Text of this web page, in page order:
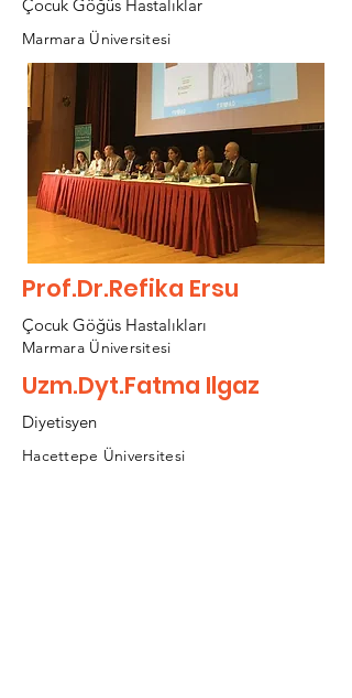
Çocuk Göğüs Hastalıklar
Marmara Üniversitesi
Prof.Dr.Refika Ersu
Çocuk Göğüs Hastalıkları
Marmara Üniversitesi
Uzm.Dyt.Fatma Ilgaz
Diyetisyen
Hacettepe Üniversitesi